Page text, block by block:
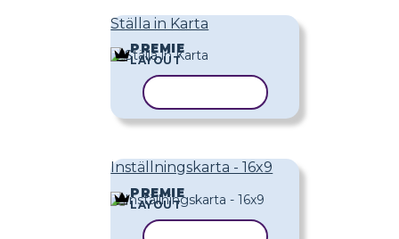
Ställa in Karta
PREMIE
LAYOUT
Inställningskarta - 16x9
PREMIE
LAYOUT